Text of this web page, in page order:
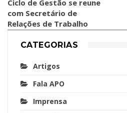
Ciclo de Gestão se reune
com Secretário de
Relações de Trabalho
CATEGORIAS
Artigos
Fala APO
Imprensa